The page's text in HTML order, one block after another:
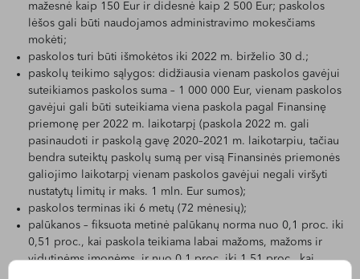
mažesnė kaip 150 Eur ir didesnė kaip 2 500 Eur; paskolos
lėšos gali būti naudojamos administravimo mokesčiams
mokėti;
paskolos turi būti išmokėtos iki 2022 m. birželio 30 d.;
paskolų teikimo sąlygos: didžiausia vienam paskolos gavėjui
suteikiamos paskolos suma – 1 000 000 Eur, vienam paskolos
gavėjui gali būti suteikiama viena paskola pagal Finansinę
priemonę per 2022 m. laikotarpį (paskola 2022 m. gali
pasinaudoti ir paskolą gavę 2020–2021 m. laikotarpiu, tačiau
bendra suteiktų paskolų sumą per visą Finansinės priemonės
galiojimo laikotarpį vienam paskolos gavėjui negali viršyti
nustatytų limitų ir maks. 1 mln. Eur sumos);
paskolos terminas iki 6 metų (72 mėnesių);
palūkanos – fiksuota metinė palūkanų norma nuo 0,1 proc. iki
0,51 proc., kai paskola teikiama labai mažoms, mažoms ir
vidutinėms įmonėms, ir nuo 0,1 proc. iki 1,51 proc., kai